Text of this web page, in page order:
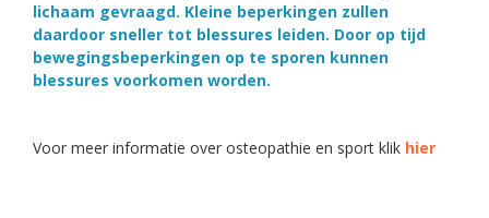
lichaam gevraagd. Kleine beperkingen zullen
daardoor sneller tot blessures leiden. Door op tijd
bewegingsbeperkingen op te sporen kunnen
blessures voorkomen worden.
Voor meer informatie over osteopathie en sport klik hier